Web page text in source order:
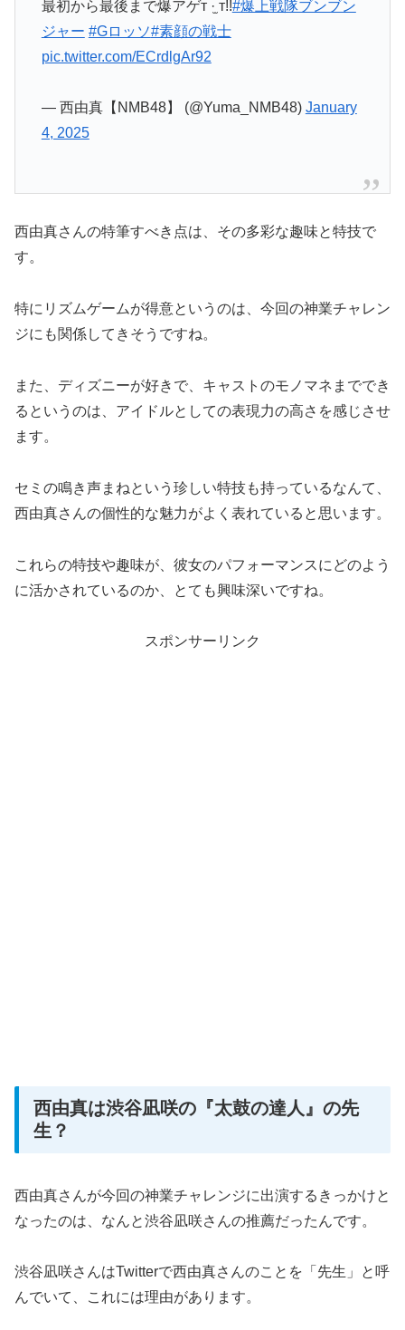
最初から最後まで爆アゲт ·̫ т!!#爆上戦隊ブンブン
ジャー #Gロッソ#素顔の戦士
pic.twitter.com/ECrdlgAr92
— 西由真【NMB48】 (@Yuma_NMB48) January
4, 2025
西由真さんの特筆すべき点は、その多彩な趣味と特技で
す。
特にリズムゲームが得意というのは、今回の神業チャレン
ジにも関係してきそうですね。
また、ディズニーが好きで、キャストのモノマネまででき
るというのは、アイドルとしての表現力の高さを感じさせ
ます。
セミの鳴き声まねという珍しい特技も持っているなんて、
西由真さんの個性的な魅力がよく表れていると思います。
これらの特技や趣味が、彼女のパフォーマンスにどのよう
に活かされているのか、とても興味深いですね。
スポンサーリンク
西由真は渋谷凪咲の『太鼓の達人』の先
生？
西由真さんが今回の神業チャレンジに出演するきっかけと
なったのは、なんと渋谷凪咲さんの推薦だったんです。
渋谷凪咲さんはTwitterで西由真さんのことを「先生」と呼
んでいて、これには理由があります。